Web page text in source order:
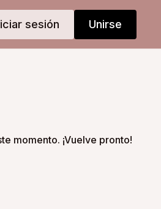
sesión Unirse
momento. ¡Vuelve pronto!